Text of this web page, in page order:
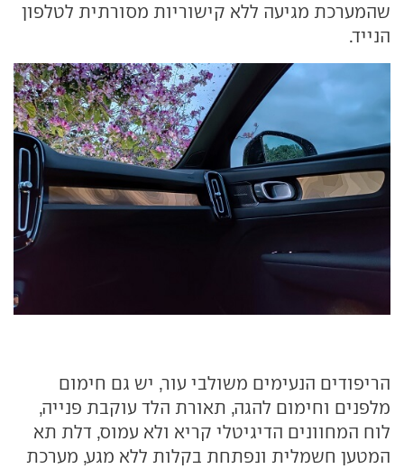
שהמערכת מגיעה ללא קישוריות מסורתית לטלפון
הנייד.
הריפודים הנעימים משולבי עור, יש גם חימום
מלפנים וחימום להגה, תאורת הלד עוקבת פנייה,
לוח המחוונים הדיגיטלי קריא ולא עמוס, דלת תא
המטען חשמלית ונפתחת בקלות ללא מגע, מערכת